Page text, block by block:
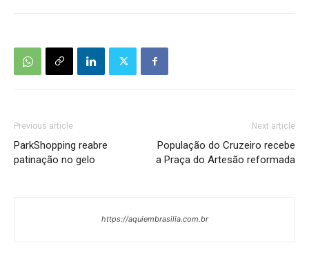
Previous article
ParkShopping reabre
patinação no gelo
Next article
População do Cruzeiro recebe
a Praça do Artesão reformada
https://aquiembrasilia.com.br